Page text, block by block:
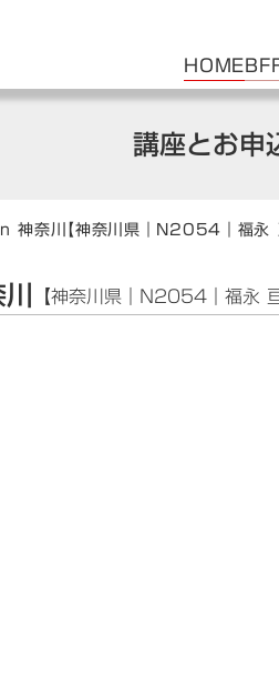
講座とお申
神奈川【神奈川県｜N2054｜福
【神奈川県｜N2054｜福
HOME